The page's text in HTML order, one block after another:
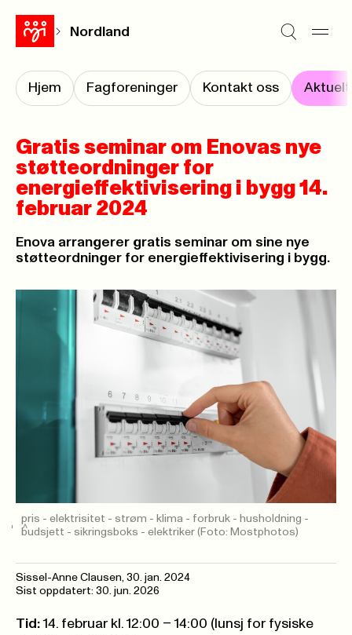
Nordland
Hjem Fagforeninger Kontakt oss Aktuelt
Gratis seminar om Enovas nye
støtteordninger for
energieffektivisering i bygg 14.
februar 2024
Enova arrangerer gratis seminar om sine nye
støtteordninger for energieffektivisering i bygg.
pris - elektrisitet - strøm - klima - forbruk - husholdning -
budsjett - sikringsboks - elektriker (Foto: Mostphotos)
Sissel-Anne Clausen, 30. jan. 2024
Sist oppdatert: 30. jun. 2026
Tid:14. februar kl. 12:00 – 14:00 (lunsj for fysiske